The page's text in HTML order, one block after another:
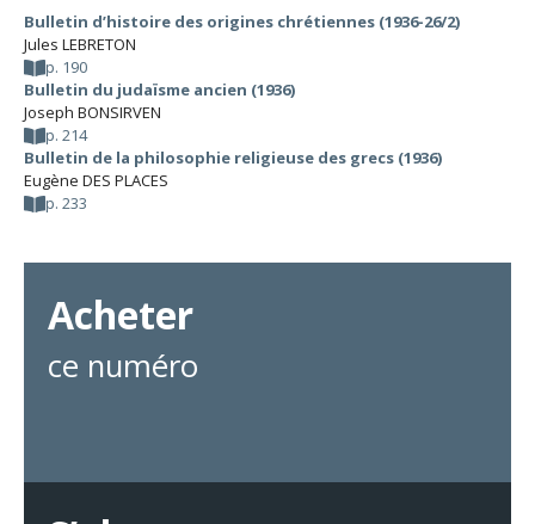
Bulletin d’histoire des origines chrétiennes (1936-26/2)
Jules LEBRETON
p. 190
Bulletin du judaïsme ancien (1936)
Joseph BONSIRVEN
p. 214
Bulletin de la philosophie religieuse des grecs (1936)
Eugène DES PLACES
p. 233
Acheter
ce numéro